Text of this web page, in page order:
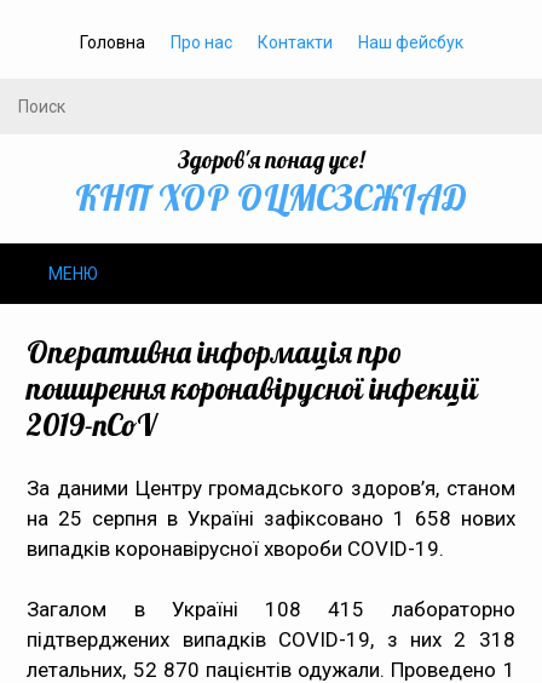
Головна Про нас Контакти Наш фейсбук
Здоров'я понад усе!
КНП ХОР ОЦМСЗСЖIАД
МЕНЮ
Громадське здоров’я
Громадянам
Статистика
Оперативна інформація про
поширення коронавірусної інфекції
2019-nCoV
За даними Центру громадського здоров’я, станом
на 25 серпня в Україні зафіксовано 1 658 нових
випадків коронавірусної хвороби COVID-19.
Загалом в Україні 108 415 лабораторно
підтверджених випадків COVID-19, з них 2 318
летальних, 52 870 пацієнтів одужали. Проведено 1